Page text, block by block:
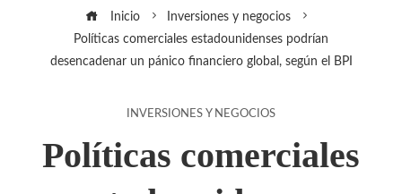
Inicio
Inversiones y negocios
Políticas comerciales estadounidenses podrían
desencadenar un pánico financiero global, según el BPI
INVERSIONES Y NEGOCIOS
Políticas comerciales